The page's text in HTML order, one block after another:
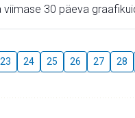
30 päeva
23 24 25 26 27 28